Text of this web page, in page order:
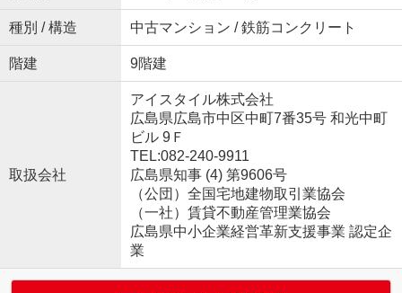
種別 / 構造 中古マンション / 鉄筋コンクリート
階建 9階建
取扱会社
アイスタイル株式会社
広島県広島市中区中町7番35号 和光中町
ビル 9Ｆ
TEL:082-240-9911
広島県知事 (4) 第9606号
（公団）全国宅地建物取引業協会
（一社）賃貸不動産管理業協会
広島県中小企業経営革新支援事業 認定企
業